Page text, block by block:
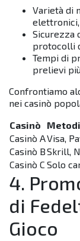
Varietà di
Sicurezza
protocolli
Tempi di
prelievi
Confrontiamo
nei casinò
Casinò
Casinò AVisa,
Casinò BSkrill,
Casinò C Solo
4.
di
Gioco